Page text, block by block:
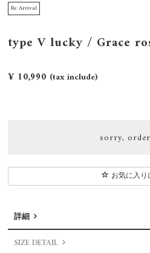
Re Arrival
type V lucky / Grace
¥ 10,990 (tax include)
sorry,
お気に入り
詳細
SIZE DETAIL